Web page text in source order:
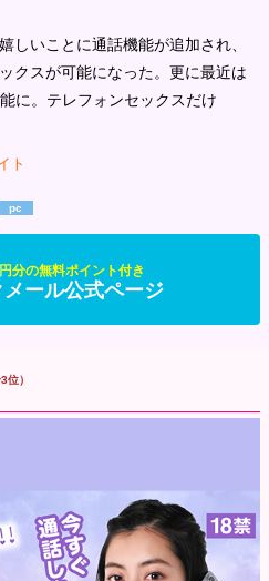
しいことに通話機能が追加され、
クスが可能になった。更に最近は
に。テレフォンセックスだけ
ト
pc
分の無料ポイント付き
ール公式ページ
位）